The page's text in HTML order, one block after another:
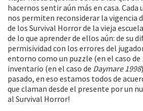
hacernos sentir aún más en casa. Cada
nos permiten reconsiderar la vigencia
de los Survival Horror de la vieja
de lo que aprender de ellos aún: de su
permisividad con los errores del
entorno como un puzzle (en el caso de
inventario (en el caso de Daymare 1998
pasado, en eso estamos todos de
que claman desde el presente por un
al Survival Horror!